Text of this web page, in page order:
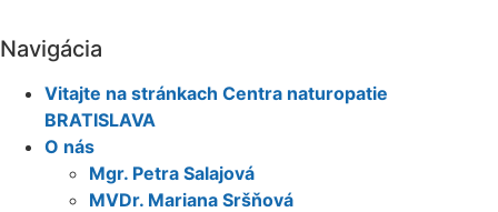
Navigácia
Vitajte na stránkach Centra naturopatie
BRATISLAVA
O nás
Mgr. Petra Salajová
MVDr. Mariana Sršňová